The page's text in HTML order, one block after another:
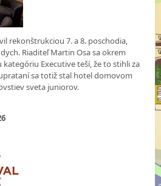
rekonštrukciou 7. a 8. poschodia,
Riaditeľ Martin Osa sa okrem
Executive teší, že to stihli za
sa totiž stal hotel domovom
sveta juniorov.